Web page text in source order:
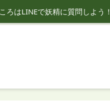
ろはLINEで妖精に質問しよう！